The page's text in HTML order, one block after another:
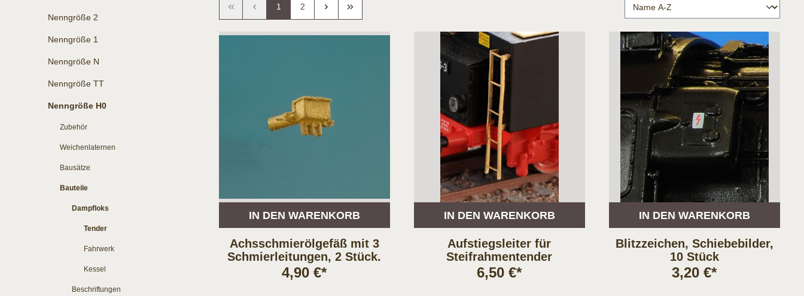
Nenngröße 2
Nenngröße 1
Nenngröße N
Nenngröße TT
Nenngröße H0
Zubehör
Weichenlaternen
Bausätze
Bauteile
Dampfloks
Tender
Fahrwerk
Kessel
Beschriftungen
1 2
IN DEN WARENKORB
Achsschmierölgefäß mit 3
Schmierleitungen, 2 Stück.
4,90 €*
IN DEN WARENKORB
Aufstiegsleiter für
Steifrahmentender
6,50 €*
IN DEN WARENKORB
Blitzzeichen, Schiebebilder,
10 Stück
3,20 €*